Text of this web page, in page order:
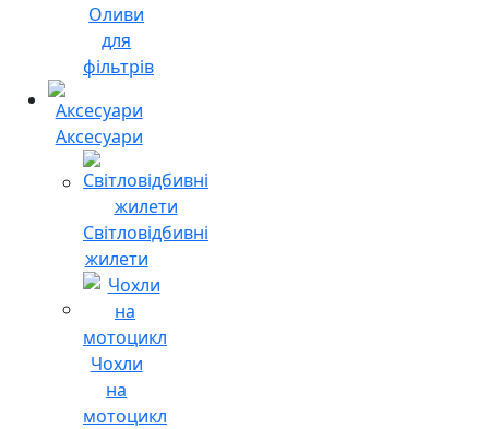
Оливи
для
фільтрів
Аксесуари
Світловідбивні
жилети
Чохли
на
мотоцикл